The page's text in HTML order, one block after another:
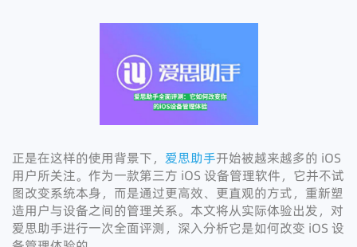
正是在这样的使用背景下， 爱思助手开始被越来越多的 iOS
用户所关注。作为一款第三方 iOS 设备管理软件，它并不试
图改变系统本身，而是通过更高效、更直观的方式，重新塑
造用户与设备之间的管理关系。本文将从实际体验出发，对
爱思助手进行一次全面评测，深入分析它是如何改变 iOS 设